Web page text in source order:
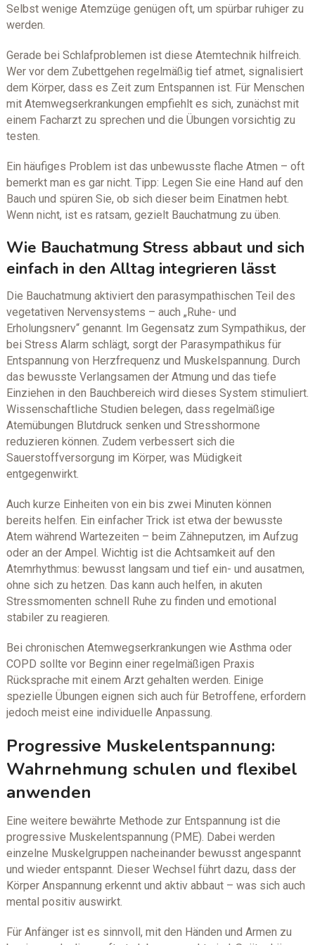
Selbst wenige Atemzüge genügen oft, um spürbar ruhiger zu
werden.
Gerade bei Schlafproblemen ist diese Atemtechnik hilfreich.
Wer vor dem Zubettgehen regelmäßig tief atmet, signalisiert
dem Körper, dass es Zeit zum Entspannen ist. Für Menschen
mit Atemwegserkrankungen empfiehlt es sich, zunächst mit
einem Facharzt zu sprechen und die Übungen vorsichtig zu
testen.
Ein häufiges Problem ist das unbewusste flache Atmen – oft
bemerkt man es gar nicht. Tipp: Legen Sie eine Hand auf den
Bauch und spüren Sie, ob sich dieser beim Einatmen hebt.
Wenn nicht, ist es ratsam, gezielt Bauchatmung zu üben.
Wie Bauchatmung Stress abbaut und sich
einfach in den Alltag integrieren lässt
Die Bauchatmung aktiviert den parasympathischen Teil des
vegetativen Nervensystems – auch „Ruhe- und
Erholungsnerv“ genannt. Im Gegensatz zum Sympathikus, der
bei Stress Alarm schlägt, sorgt der Parasympathikus für
Entspannung von Herzfrequenz und Muskelspannung. Durch
das bewusste Verlangsamen der Atmung und das tiefe
Einziehen in den Bauchbereich wird dieses System stimuliert.
Wissenschaftliche Studien belegen, dass regelmäßige
Atemübungen Blutdruck senken und Stresshormone
reduzieren können. Zudem verbessert sich die
Sauerstoffversorgung im Körper, was Müdigkeit
entgegenwirkt.
Auch kurze Einheiten von ein bis zwei Minuten können
bereits helfen. Ein einfacher Trick ist etwa der bewusste
Atem während Wartezeiten – beim Zähneputzen, im Aufzug
oder an der Ampel. Wichtig ist die Achtsamkeit auf den
Atemrhythmus: bewusst langsam und tief ein- und ausatmen,
ohne sich zu hetzen. Das kann auch helfen, in akuten
Stressmomenten schnell Ruhe zu finden und emotional
stabiler zu reagieren.
Bei chronischen Atemwegserkrankungen wie Asthma oder
COPD sollte vor Beginn einer regelmäßigen Praxis
Rücksprache mit einem Arzt gehalten werden. Einige
spezielle Übungen eignen sich auch für Betroffene, erfordern
jedoch meist eine individuelle Anpassung.
Progressive Muskelentspannung:
Wahrnehmung schulen und flexibel
anwenden
Eine weitere bewährte Methode zur Entspannung ist die
progressive Muskelentspannung (PME). Dabei werden
einzelne Muskelgruppen nacheinander bewusst angespannt
und wieder entspannt. Dieser Wechsel führt dazu, dass der
Körper Anspannung erkennt und aktiv abbaut – was sich auch
mental positiv auswirkt.
Für Anfänger ist es sinnvoll, mit den Händen und Armen zu